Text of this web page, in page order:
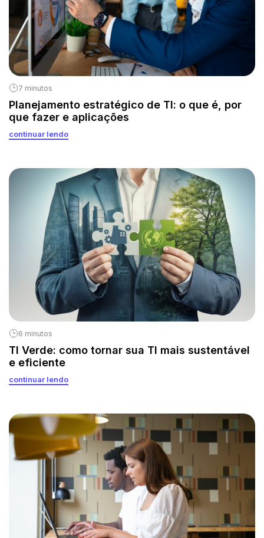
7 minutos
Planejamento estratégico de TI: o que é, por
que fazer e aplicações
continuar lendo
6 minutos
TI Verde: como tornar sua TI mais sustentável
e eficiente
continuar lendo